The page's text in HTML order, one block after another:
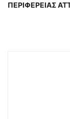
ΠΕΡΙΦΕΡΕΙΑΣ